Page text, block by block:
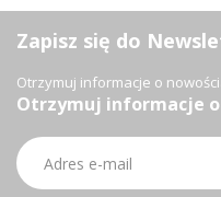
Zapisz się do
Otrzymuj informacje o
Otrzymuj informacje
Subskrybuj
nasz
newsletter: